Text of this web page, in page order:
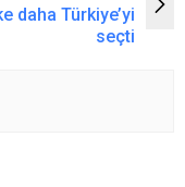
daha Türkiye’yi
seçti